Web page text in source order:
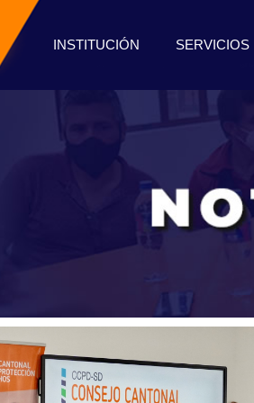
INSTITUCIÓN SERVICIOS